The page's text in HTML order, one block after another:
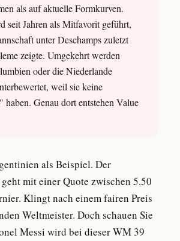
als auf aktuelle Formkurven.
seit Jahren als Mitfavorit geführt,
unter Deschamps zuletzt
zeigte. Umgekehrt werden
oder die Niederlande
weil sie keine
haben. Genau dort entstehen Value
als Beispiel. Der
mit einer Quote zwischen 5.50
Klingt nach einem fairen Preis
Weltmeister. Doch schauen Sie
Messi wird bei dieser WM 39